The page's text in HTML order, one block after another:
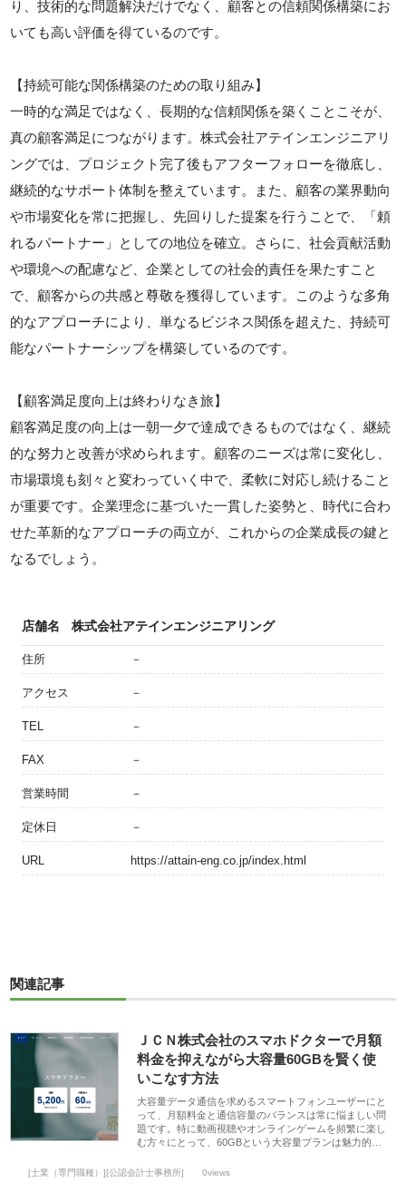
り、技術的な問題解決だけでなく、顧客との信頼関係構築にお
いても高い評価を得ているのです。
【持続可能な関係構築のための取り組み】
一時的な満足ではなく、長期的な信頼関係を築くことこそが、
真の顧客満足につながります。株式会社アテインエンジニアリ
ングでは、プロジェクト完了後もアフターフォローを徹底し、
継続的なサポート体制を整えています。また、顧客の業界動向
や市場変化を常に把握し、先回りした提案を行うことで、「頼
れるパートナー」としての地位を確立。さらに、社会貢献活動
や環境への配慮など、企業としての社会的責任を果たすこと
で、顧客からの共感と尊敬を獲得しています。このような多角
的なアプローチにより、単なるビジネス関係を超えた、持続可
能なパートナーシップを構築しているのです。
【顧客満足度向上は終わりなき旅】
顧客満足度の向上は一朝一夕で達成できるものではなく、継続
的な努力と改善が求められます。顧客のニーズは常に変化し、
市場環境も刻々と変わっていく中で、柔軟に対応し続けること
が重要です。企業理念に基づいた一貫した姿勢と、時代に合わ
せた革新的なアプローチの両立が、これからの企業成長の鍵と
なるでしょう。
店舗名 株式会社アテインエンジニアリング
住所 －
アクセス －
TEL －
FAX －
営業時間 －
定休日 －
URL https://attain-eng.co.jp/index.html
関連記事
ＪＣＮ株式会社のスマホドクターで月額
料金を抑えながら大容量60GBを賢く使
いこなす方法
大容量データ通信を求めるスマートフォンユーザーにと
って、月額料金と通信容量のバランスは常に悩ましい問
題です。特に動画視聴やオンラインゲームを頻繁に楽し
む方々にとって、60GBという大容量プランは魅力的…
[士業（専門職種）][公認会計士事務所] 0views